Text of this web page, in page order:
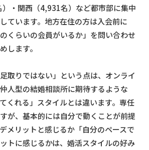
・関西（4,931名）など都市部に集中
ています。地方在住の方は入会前に
くらいの会員がいるか」を問い合わせ
します。
取りではない」という点は、オンライ
人型の結婚相談所に期待するような
くれる」スタイルとは違います。専任
が、基本的には自分で動くことが前提
メリットと感じるか「自分のペースで
トに感じるかは、婚活スタイルの好み